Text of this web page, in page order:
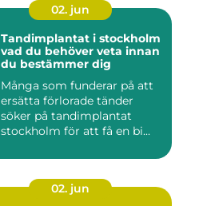
02. jun
Tandimplantat i stockholm
vad du behöver veta innan
du bestämmer dig
Många som funderar på att
ersätta förlorade tänder
söker på tandimplantat
stockholm för att få en bi...
02. jun